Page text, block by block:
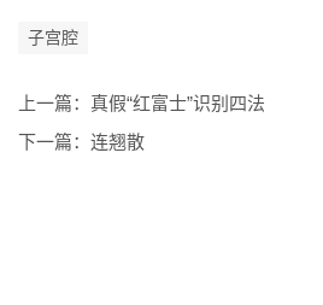
子宫腔
上一篇： 真假“红富士”识别四法
下一篇： 连翘散